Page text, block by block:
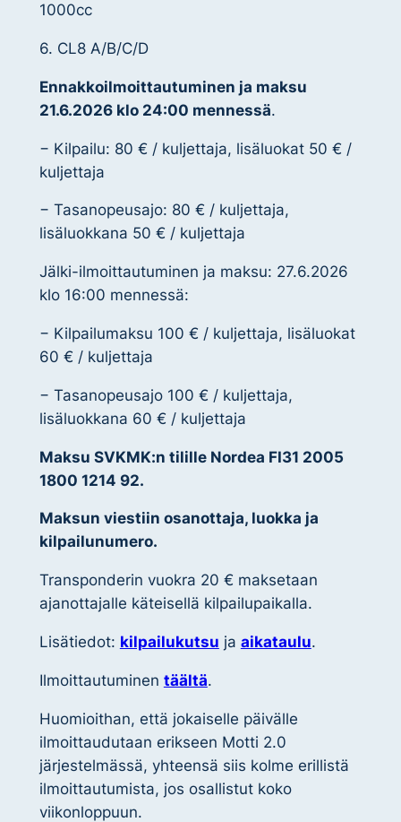
1000cc
6. CL8 A/B/C/D
Ennakkoilmoittautuminen ja maksu
21.6.2026 klo 24:00 mennessä.
− Kilpailu: 80 € / kuljettaja, lisäluokat 50 € /
kuljettaja
− Tasanopeusajo: 80 € / kuljettaja,
lisäluokkana 50 € / kuljettaja
Jälki-ilmoittautuminen ja maksu: 27.6.2026
klo 16:00 mennessä:
− Kilpailumaksu 100 € / kuljettaja, lisäluokat
60 € / kuljettaja
− Tasanopeusajo 100 € / kuljettaja,
lisäluokkana 60 € / kuljettaja
Maksu SVKMK:n tilille Nordea FI31 2005
1800 1214 92.
Maksun viestiin osanottaja, luokka ja
kilpailunumero.
Transponderin vuokra 20 € maksetaan
ajanottajalle käteisellä kilpailupaikalla.
Lisätiedot: kilpailukutsu ja aikataulu.
Ilmoittautuminen täältä.
Huomioithan, että jokaiselle päivälle
ilmoittaudutaan erikseen Motti 2.0
järjestelmässä, yhteensä siis kolme erillistä
ilmoittautumista, jos osallistut koko
viikonloppuun.